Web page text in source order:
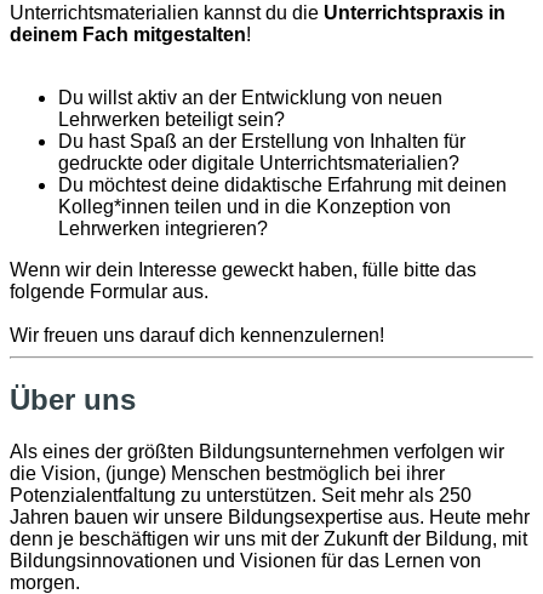
Unterrichtsmaterialien kannst du die Unterrichtspraxis in
deinem Fach mitgestalten!
Du willst aktiv an der Entwicklung von neuen
Lehrwerken beteiligt sein?
Du hast Spaß an der Erstellung von Inhalten für
gedruckte oder digitale Unterrichtsmaterialien?
Du möchtest deine didaktische Erfahrung mit deinen
Kolleg*innen teilen und in die Konzeption von
Lehrwerken integrieren?
Wenn wir dein Interesse geweckt haben, fülle bitte das
folgende Formular aus.
Wir freuen uns darauf dich kennenzulernen!
Über uns
Als eines der größten Bildungsunternehmen verfolgen wir
die Vision, (junge) Menschen bestmöglich bei ihrer
Potenzialentfaltung zu unterstützen. Seit mehr als 250
Jahren bauen wir unsere Bildungsexpertise aus. Heute mehr
denn je beschäftigen wir uns mit der Zukunft der Bildung, mit
Bildungsinnovationen und Visionen für das Lernen von
morgen.